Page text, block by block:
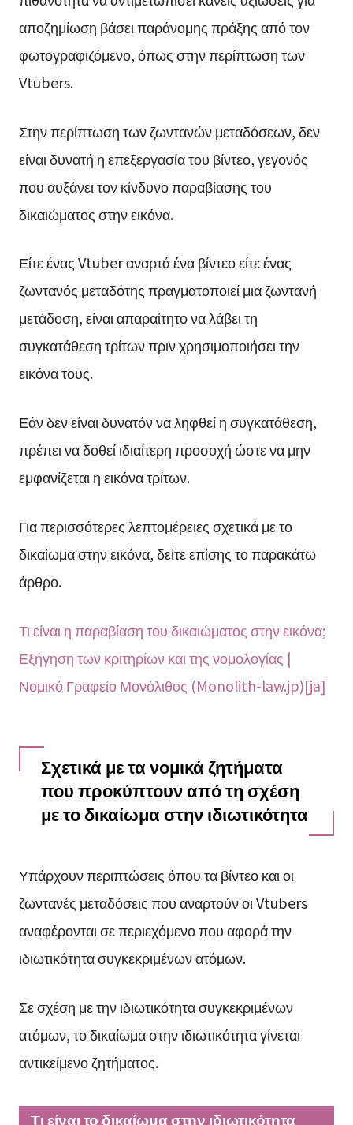
αποζημίωση βάσει παράνομης πράξης από τον
φωτογραφιζόμενο, όπως στην περίπτωση των
Vtubers.
Στην περίπτωση των ζωντανών μεταδόσεων, δεν
είναι δυνατή η επεξεργασία του βίντεο, γεγονός
που αυξάνει τον κίνδυνο παραβίασης του
δικαιώματος στην εικόνα.
Είτε ένας Vtuber αναρτά ένα βίντεο είτε ένας
ζωντανός μεταδότης πραγματοποιεί μια ζωντανή
μετάδοση, είναι απαραίτητο να λάβει τη
συγκατάθεση τρίτων πριν χρησιμοποιήσει την
εικόνα τους.
Εάν δεν είναι δυνατόν να ληφθεί η συγκατάθεση,
πρέπει να δοθεί ιδιαίτερη προσοχή ώστε να μην
εμφανίζεται η εικόνα τρίτων.
Για περισσότερες λεπτομέρειες σχετικά με το
δικαίωμα στην εικόνα, δείτε επίσης το παρακάτω
άρθρο.
Τι είναι η παραβίαση του δικαιώματος στην εικόνα;
Εξήγηση των κριτηρίων και της νομολογίας |
Νομικό Γραφείο Μονόλιθος (Monolith-law.jp)[ja]
Σχετικά με τα νομικά ζητήματα
που προκύπτουν από τη σχέση
με το δικαίωμα στην ιδιωτικότητα
Υπάρχουν περιπτώσεις όπου τα βίντεο και οι
ζωντανές μεταδόσεις που αναρτούν οι Vtubers
αναφέρονται σε περιεχόμενο που αφορά την
ιδιωτικότητα συγκεκριμένων ατόμων.
Σε σχέση με την ιδιωτικότητα συγκεκριμένων
ατόμων, το δικαίωμα στην ιδιωτικότητα γίνεται
αντικείμενο ζητήματος.
Τι είναι το δικαίωμα στην ιδιωτικότητα